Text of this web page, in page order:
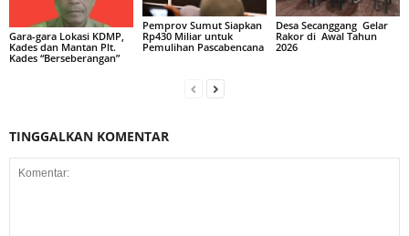
Gara-gara Lokasi KDMP,
Kades dan Mantan Plt.
Kades “Berseberangan”
Pemprov Sumut Siapkan
Rp430 Miliar untuk
Pemulihan Pascabencana
Desa Secanggang Gelar
Rakor di Awal Tahun
2026
TINGGALKAN KOMENTAR